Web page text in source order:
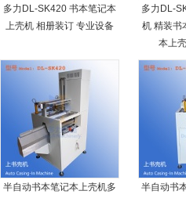
多力DL-SK420 书本笔记本
上壳机 相册装订 专业设备
多力DL-
机 精装书
本上
半自动书本笔记本上壳机多
半自动书